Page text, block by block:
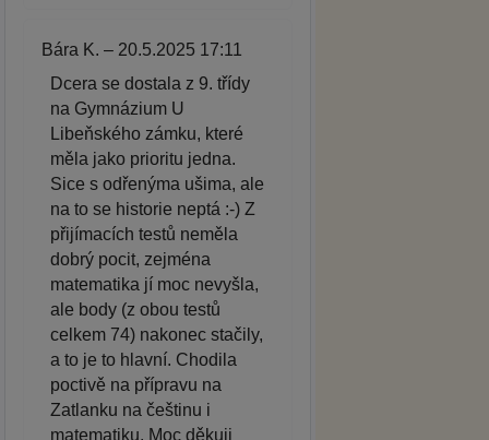
Bára K. – 20.5.2025 17:11
Dcera se dostala z 9. třídy
na Gymnázium U
Libeňského zámku, které
měla jako prioritu jedna.
Sice s odřenýma ušima, ale
na to se historie neptá :-) Z
přijímacích testů neměla
dobrý pocit, zejména
matematika jí moc nevyšla,
ale body (z obou testů
celkem 74) nakonec stačily,
a to je to hlavní. Chodila
poctivě na přípravu na
Zatlanku na češtinu i
matematiku. Moc děkuji